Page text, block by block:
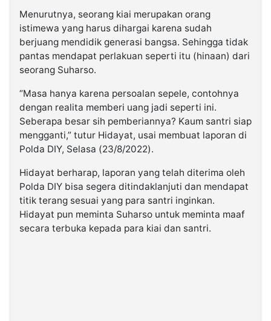
Menurutnya, seorang kiai merupakan orang
istimewa yang harus dihargai karena sudah
berjuang mendidik generasi bangsa. Sehingga tidak
pantas mendapat perlakuan seperti itu (hinaan) dari
seorang Suharso.
“Masa hanya karena persoalan sepele, contohnya
dengan realita memberi uang jadi seperti ini.
Seberapa besar sih pemberiannya? Kaum santri siap
mengganti,” tutur Hidayat, usai membuat laporan di
Polda DIY, Selasa (23/8/2022).
Hidayat berharap, laporan yang telah diterima oleh
Polda DIY bisa segera ditindaklanjuti dan mendapat
titik terang sesuai yang para santri inginkan.
Hidayat pun meminta Suharso untuk meminta maaf
secara terbuka kepada para kiai dan santri.